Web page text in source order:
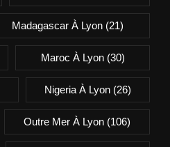
Madagascar À Lyon (21)
Maroc À Lyon(30)
Nigeria À Lyon (26)
Outre Mer À Lyon (106)